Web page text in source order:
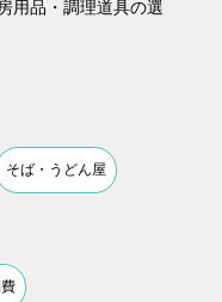
用品・調理道具の選
そば・うどん屋